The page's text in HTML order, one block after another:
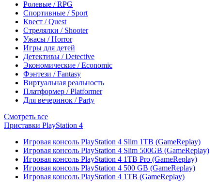
Ролевые / RPG
Спортивные / Sport
Квест / Quest
Стрелялки / Shooter
Ужасы / Horror
Игры для детей
Детективы / Detective
Экономические / Economic
Фэнтези / Fantasy
Виртуальная реальность
Платформер / Platformer
Для вечеринок / Party
Смотреть все
Приставки PlayStation 4
Игровая консоль PlayStation 4 Slim 1TB (GameReplay)
Игровая консоль PlayStation 4 Slim 500GB (GameReplay)
Игровая консоль PlayStation 4 1TB Pro (GameReplay)
Игровая консоль PlayStation 4 500 GB (GameReplay)
Игровая консоль PlayStation 4 1TB (GameReplay)